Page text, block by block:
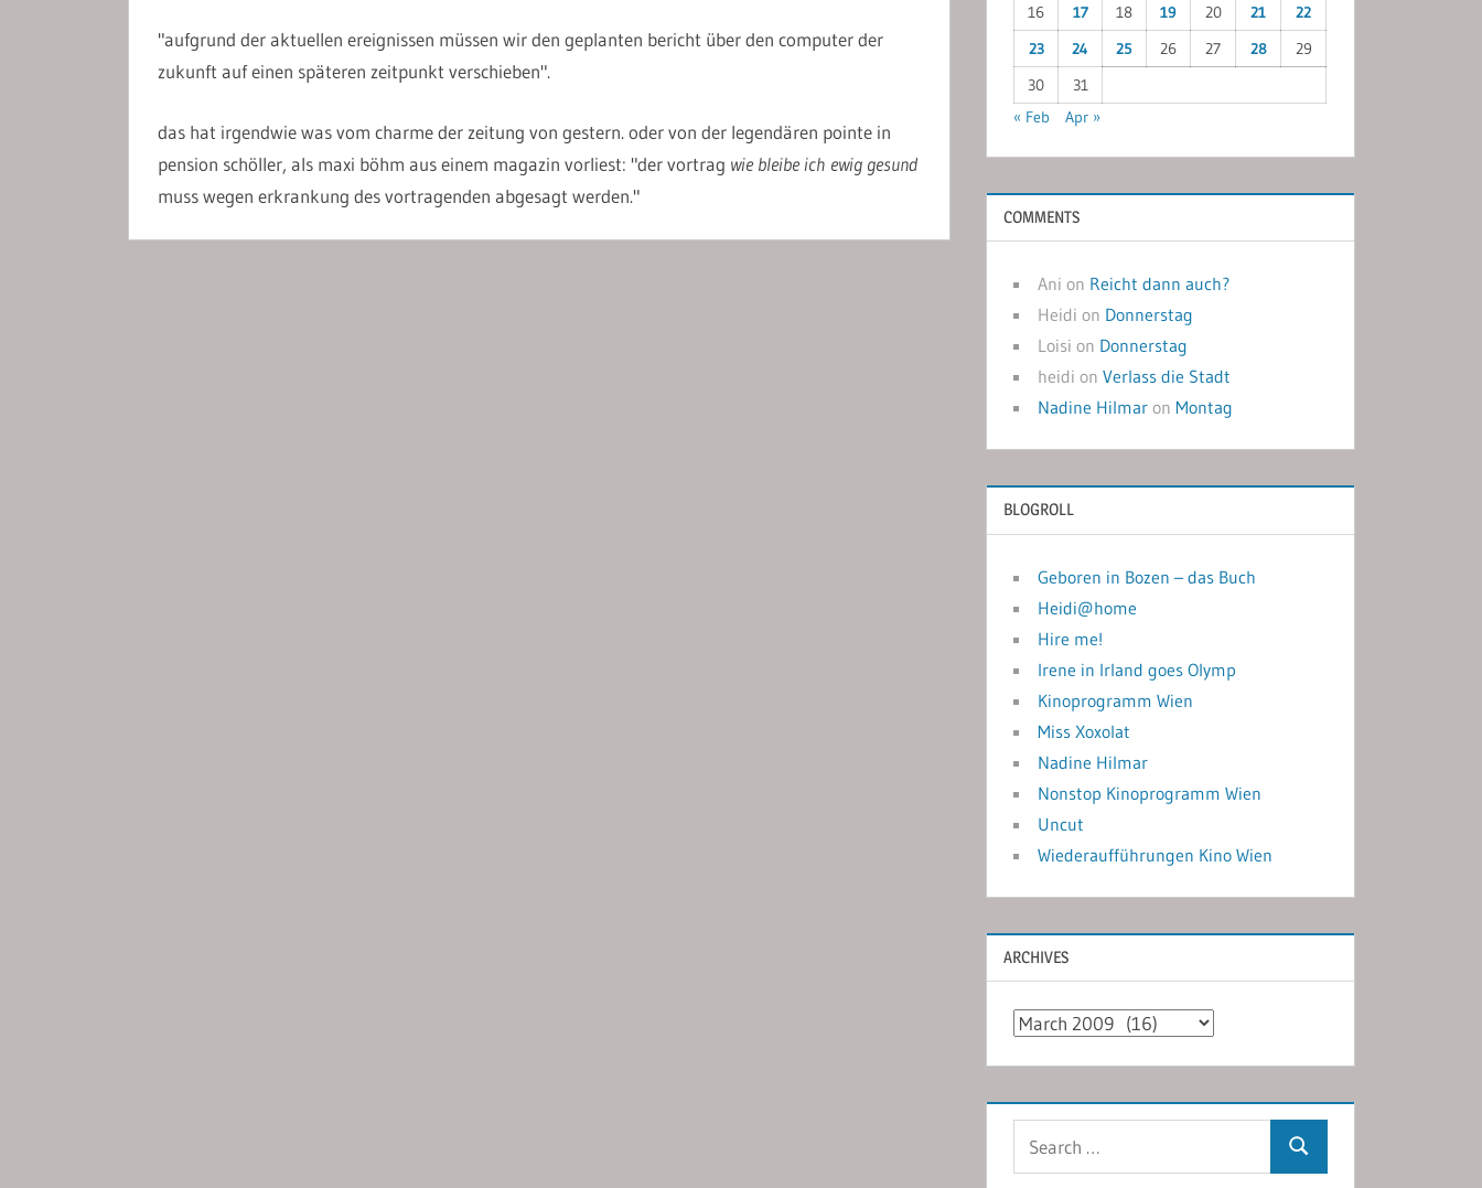
"aufgrund der aktuellen ereignissen müssen wir den geplanten bericht über den computer der
zukunft auf einen späteren zeitpunkt verschieben".
das hat irgendwie was vom charme der zeitung von gestern. oder von der legendären pointe in
pension schöller, als maxi böhm aus einem magazin vorliest: "der vortrag wie bleibe ich ewig gesund
muss wegen erkrankung des vortragenden abgesagt werden."
16
17 18 19 20 21
22
23
24 25 26 27 28
29
30
31
« Feb
Apr »
COMMENTS
Ani on Reicht dann auch?
Heidi on Donnerstag
Loisi on Donnerstag
heidi onVerlass die Stadt
Nadine Hilmar onMontag
BLOGROLL
Geboren in Bozen – das Buch
Heidi@home
Hire me!
Irene in Irland goes Olymp
Kinoprogramm Wien
Miss Xoxolat
Nadine Hilmar
Nonstop Kinoprogramm Wien
Uncut
Wiederaufführungen Kino Wien
ARCHIVES
Archives
Search